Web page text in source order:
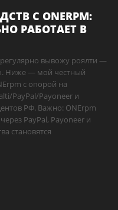
С ONERPM:
РАБОТАЕТ В
вывожу роялти —
Ниже — мой честный
с опорой на
PayPal/Payoneer и
РФ. Важно: ONErpm
PayPal, Payoneer и
становятся